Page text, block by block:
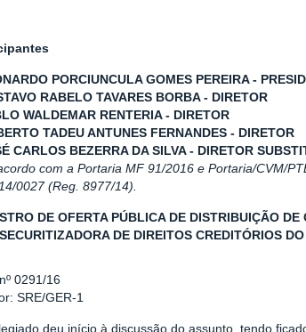
PORCIUNCULA GOMES PEREIRA -
RABELO TAVARES BORBA - DIRETOR
WALDEMAR RENTERIA - DIRETOR
TADEU ANTUNES FERNANDES - DIRETOR
CARLOS BEZERRA DA SILVA - DIRETOR
com a Portaria MF 91/2016 e Portaria/CVM/
0027 (Reg. 8977/14).
DE OFERTA PÚBLICA DE DISTRIBUIÇÃO
DE DIREITOS CREDITÓRIOS
0291/16
SRE/GER-1
deu início à discussão do assunto, tendo